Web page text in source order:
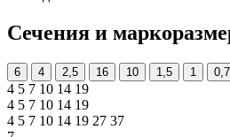
Сечения и
6 4 2,5 16 10 1,5 1
4 5 7 10 14 19
4 5 7 10 14 19
4 5 7 10 14 19 27 37